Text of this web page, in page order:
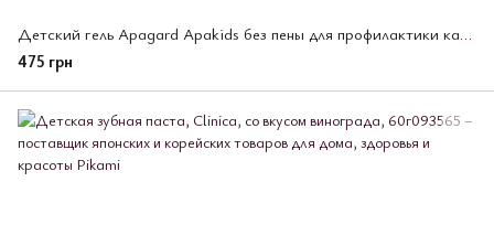
Детский гель Apagard Apakids без пены для профилактики кариеса, со вкусом клубники, 60 г
475 грн